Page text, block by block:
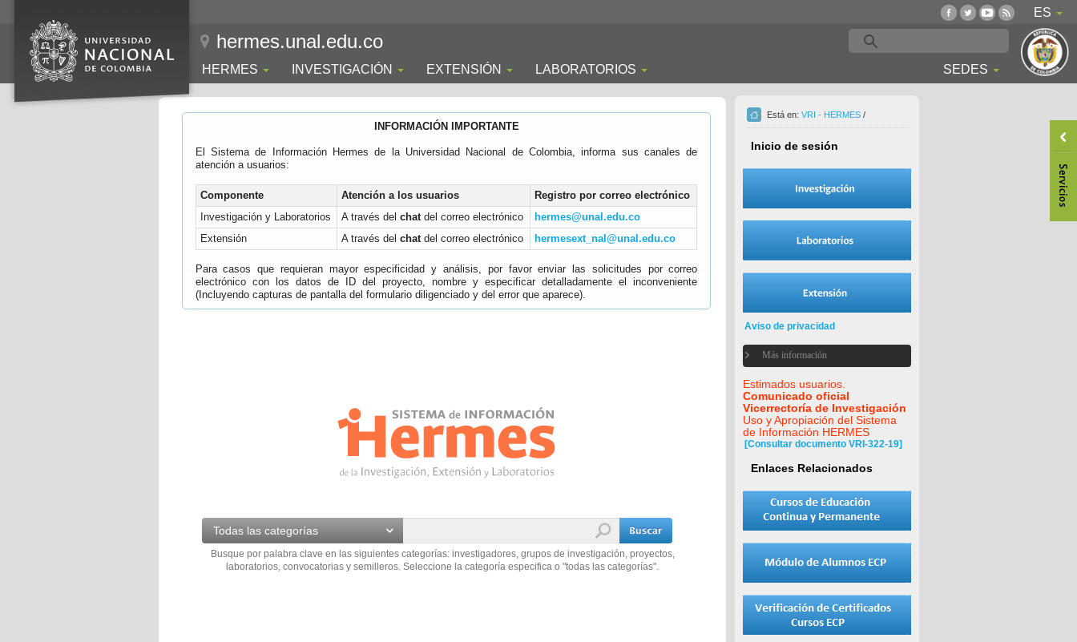
ES
hermes.unal.edu.co
HERMES INVESTIGACIÓN EXTENSIÓN LABORATORIOS SEDES
INFORMACIÓN IMPORTANTE
El Sistema de Información Hermes de la Universidad Nacional de Colombia, informa sus canales de
atención a usuarios:
Componente Atención a los usuarios
Registro por correo electrónico
Investigación y Laboratorios
A través del chatdel correo electrónico
hermes@unal.edu.co
Extensión
A través del chatdel correo electrónico hermesext_nal@unal.edu.co
Para casos que requieran mayor especificidad y análisis, por favor enviar las solicitudes por correo
electrónico con los datos de ID del proyecto, nombre y especificar detalladamente el inconveniente
(Incluyendo capturas de pantalla del formulario diligenciado y del error que aparece).
Todas las categorías
Busque por palabra clave en las siguientes categorías: investigadores, grupos de investigación, proyectos,
laboratorios, convocatorias y semilleros. Seleccione la categoría especifica o "todas las categorías".
Está en: VRI - HERMES /
Inicio de sesión
Aviso de privacidad
Más información
Estimados usuarios.
Comunicado oficial
Vicerrectoría de Investigación
Uso y Apropiación del Sistema
de Información HERMES
[Consultar documento VRI-322-19]
Enlaces Relacionados